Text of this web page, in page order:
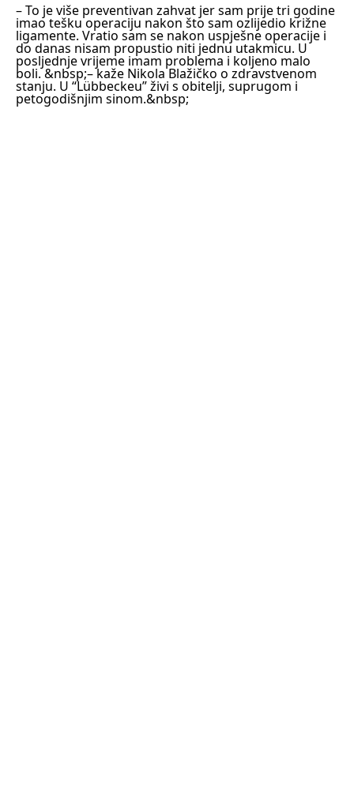
– To je više preventivan zahvat jer sam prije tri godine
imao tešku operaciju nakon što sam ozlijedio križne
ligamente. Vratio sam se nakon uspješne operacije i
do danas nisam propustio niti jednu utakmicu. U
posljednje vrijeme imam problema i koljeno malo
boli. &nbsp;– kaže Nikola Blažičko o zdravstvenom
stanju. U “Lübbeckeu” živi s obitelji, suprugom i
petogodišnjim sinom.&nbsp;